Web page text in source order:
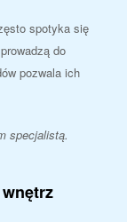
spotyka się
do
pozwala ich
specjalistą.